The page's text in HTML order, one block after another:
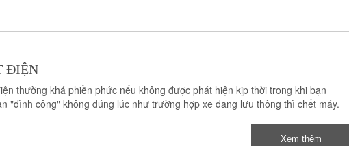
ĐIỆN
thường khá phiền phức nếu không được phát hiện kịp thời trong khi bạn
"đình công" không đúng lúc như trường hợp xe đang lưu thông thì chết máy.
Xem thêm